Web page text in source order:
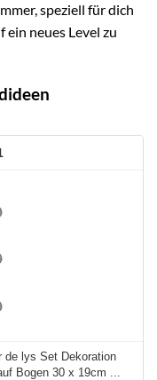
speziell für dich
neues Level zu
de lys Set Dekoration
Bogen 30 x 19cm ...